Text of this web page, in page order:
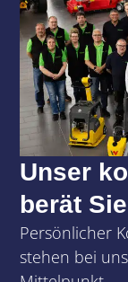
Unser
berät
Persönlicher
stehen bei